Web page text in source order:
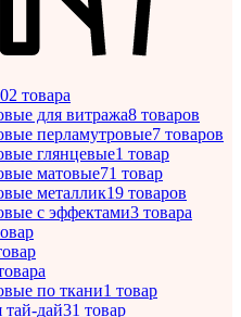
товара
для витража8 товаров
перламутровые7 товаров
глянцевые1 товар
матовые71 товар
металлик19 товаров
с эффектами3 товара
по ткани1 товар
тай-дай31 товар